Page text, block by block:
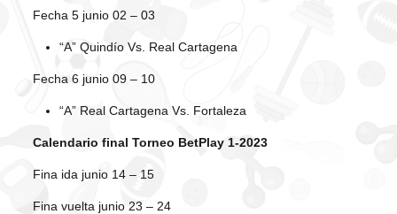
Fecha 5 junio 02 – 03
“A” Quindío Vs. Real Cartagena
Fecha 6 junio 09 – 10
“A” Real Cartagena Vs. Fortaleza
Calendario final Torneo BetPlay 1-2023
Fina ida junio 14 – 15
Fina vuelta junio 23 – 24